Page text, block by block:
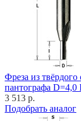
Фреза из
пантографа D=4,0
3 513 р.
Подобрать аналог